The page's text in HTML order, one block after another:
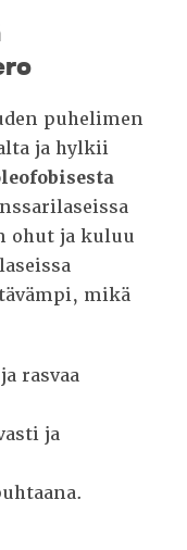
puhelimen
ja hylkii
ohut ja kuluu
mikä
rasvaa
ja